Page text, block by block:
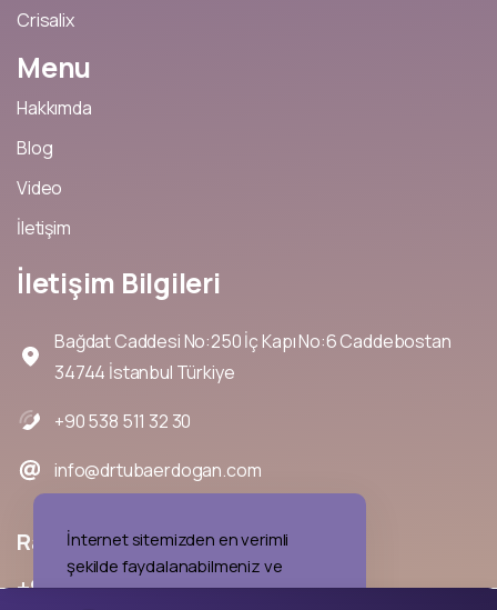
Crisalix
Menu
Hakkımda
Blog
Video
İletişim
İletişim Bilgileri
Bağdat Caddesi No:250 İç Kapı No:6 Caddebostan
34744 İstanbul Türkiye
+90 538 511 32 30
info@drtubaerdogan.com
Randevualmakiçinbiziarayın
+905385113230
İnternet sitemizden en verimli
şekilde faydalanabilmeniz ve
kullanıcı deneyimini geliştirebilmek